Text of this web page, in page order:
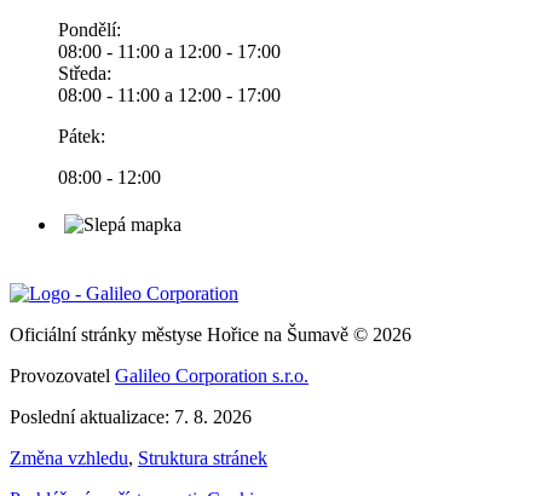
Pondělí:
08:00 - 11:00 a 12:00 - 17:00
Středa:
08:00 - 11:00 a 12:00 - 17:00
Pátek:
08:00 - 12:00
Oficiální stránky městyse Hořice na Šumavě © 2026
Provozovatel Galileo Corporation s.r.o.
Poslední aktualizace: 7. 8. 2026
Změna vzhledu, Struktura stránek